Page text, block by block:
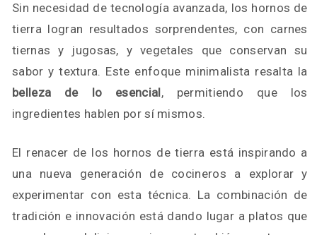
Sin necesidad de tecnología avanzada, los hornos de
tierra logran resultados sorprendentes, con carnes
tiernas y jugosas, y vegetales que conservan su
sabor y textura. Este enfoque minimalista resalta la
belleza de lo esencial, permitiendo que los
ingredientes hablen por sí mismos.
El renacer de los hornos de tierra está inspirando a
una nueva generación de cocineros a explorar y
experimentar con esta técnica. La combinación de
tradición e innovación está dando lugar a platos que